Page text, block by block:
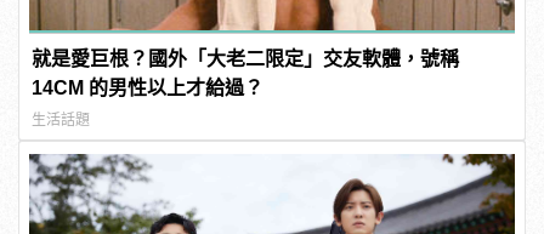
就是愛巨根？國外「大老二限定」交友軟體，號稱
14CM 的男性以上才給過？
生活話題